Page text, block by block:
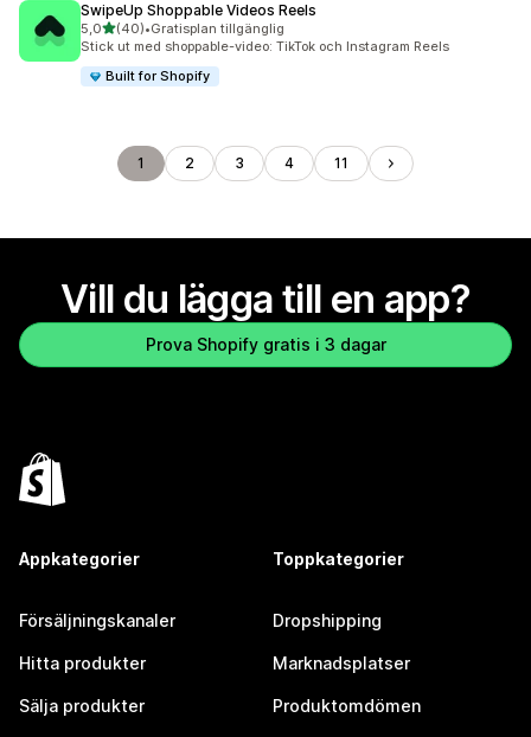
SwipeUp Shoppable Videos Reels
5,0av 5 stjärnor
(40)
40 recensioner totalt
•Gratisplan tillgänglig
Stick ut med shoppable-video: TikTok och Instagram Reels
Built for Shopify
1 2 3 4 11
Vill du lägga till en app?
Prova Shopify gratis i 3 dagar
Appkategorier
Försäljningskanaler
Hitta produkter
Sälja produkter
Toppkategorier
Dropshipping
Marknadsplatser
Produktomdömen